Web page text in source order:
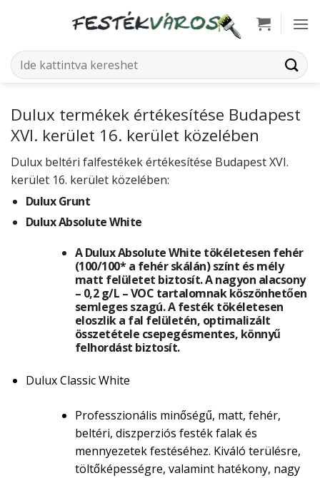
Keresés
a
Dulux termékek értékesítése Budapest
XVI. kerület 16. kerület közelében
Dulux beltéri falfestékek értékesítése Budapest XVI.
kerület 16. kerület közelében:
Dulux Grunt
Dulux Absolute White
A Dulux Absolute White tökéletesen fehér
(100/100* a fehér skálán) színt és mély
matt felületet biztosít. A nagyon alacsony
– 0,2 g/L – VOC tartalomnak köszönhetően
semleges szagú. A festék tökéletesen
eloszlik a fal felületén, optimalizált
összetétele csepegésmentes, könnyű
felhordást biztosít.
Dulux Classic White
Professzionális minőségű, matt, fehér,
beltéri, diszperziós festék falak és
mennyezetek festéséhez. Kiváló terülésre,
töltőképességre, valamint hatékony, nagy